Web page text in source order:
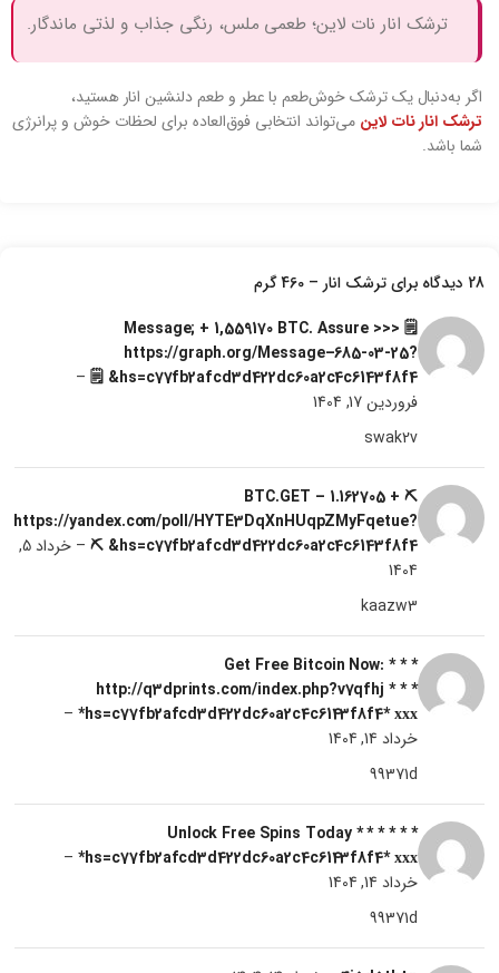
ترشک انار نات لاین؛ طعمی ملس، رنگی جذاب و لذتی ماندگار.
اگر به‌دنبال یک ترشک خوش‌طعم با عطر و طعم دلنشین انار هستید،
ترشک انار نات لاین می‌تواند انتخابی فوق‌العاده برای لحظات خوش و پرانرژی
شما باشد.
28 دیدگاه برای
ترشک انار – 460 گرم
🗒 Message; + 1,559170 BTC. Assure >>>
https://graph.org/Message–685-03-25?
hs=c77fb2afcd3d422dc60a2c4c6143f8f4& 🗒
–
فروردین 17, 1404
swak2v
⛏ + 1.162705 BTC.GET –
https://yandex.com/poll/HYTE3DqXnHUqpZMyFqetue?
hs=c77fb2afcd3d422dc60a2c4c6143f8f4& ⛏
–
خرداد 5,
1404
kaazw3
* * * Get Free Bitcoin Now:
http://q3dprints.com/index.php?v7qfhj * * *
hs=c77fb2afcd3d422dc60a2c4c6143f8f4* ххх*
–
خرداد 14, 1404
99371d
* * * Unlock Free Spins Today * * *
hs=c77fb2afcd3d422dc60a2c4c6143f8f4* ххх*
–
خرداد 14, 1404
99371d